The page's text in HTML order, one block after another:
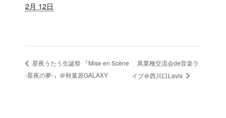
2月 12日
星夜うたう生誕祭 『Mise en Scène
-星夜の夢-』＠秋葉原GALAXY
異業種交流会de音楽ラ
イブ＠西川口Lavis